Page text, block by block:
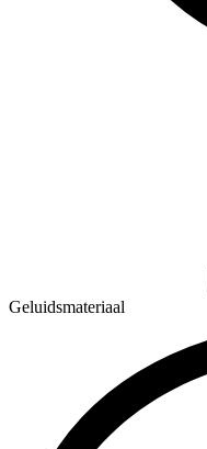
Geluidsmateriaal